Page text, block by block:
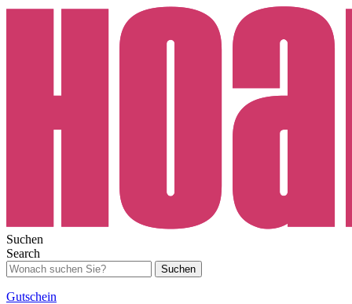
Suchen
Search
Suchen
Gutschein